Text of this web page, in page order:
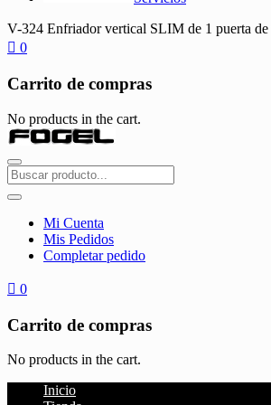
V-324 Enfriador vertical SLIM de 1 puerta
0
Carrito de compras
No products in the cart.
Mi Cuenta
Mis Pedidos
Completar pedido
0
Carrito de compras
No products in the cart.
Inicio